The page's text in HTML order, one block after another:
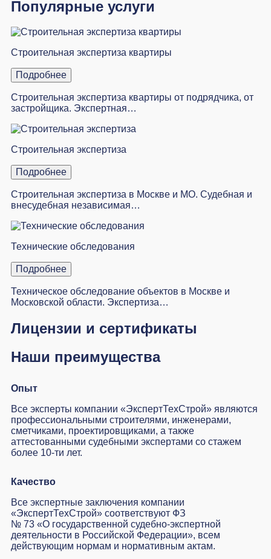
Популярные услуги
Строительная экспертиза квартиры
Подробнее
Строительная экспертиза квартиры от подрядчика, от
застройщика. Экспертная…
Строительная экспертиза
Подробнее
Строительная экспертиза в Москве и МО. Судебная и
внесудебная независимая…
Технические обследования
Подробнее
Техническое обследование объектов в Москве и
Московской области. Экспертиза…
Лицензии и сертификаты
Наши преимущества
Опыт
Все эксперты компании «ЭкспертТехСтрой» являются
профессиональными строителями, инженерами,
сметчиками, проектировщиками, а также
аттестованными судебными экспертами со стажем
более 10-ти лет.
Качество
Все экспертные заключения компании
«ЭкспертТехСтрой» соответствуют ФЗ
№ 73 «О государственной судебно-экспертной
деятельности в Российской Федерации», всем
действующим нормам и нормативным актам.